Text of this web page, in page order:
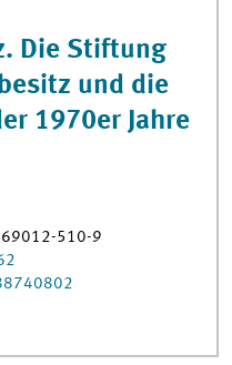
Die Stiftung
und die
1970er Jahre
69012-510-9